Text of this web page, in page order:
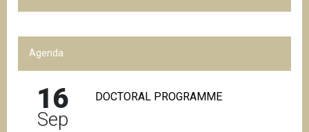
Agenda
16
Sep
DOCTORAL PROGRAMME